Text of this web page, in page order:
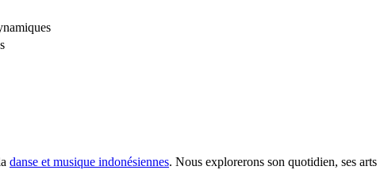
danse et musique indonésiennes. Nous explorerons son quotidien, ses arts